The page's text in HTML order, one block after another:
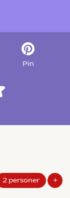
Pin
2 personer +